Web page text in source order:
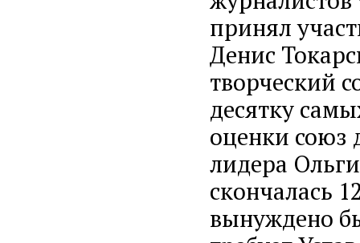
принял
Денис
творческий
десятку
оценки союз
лидера
скончалась
вынуждено